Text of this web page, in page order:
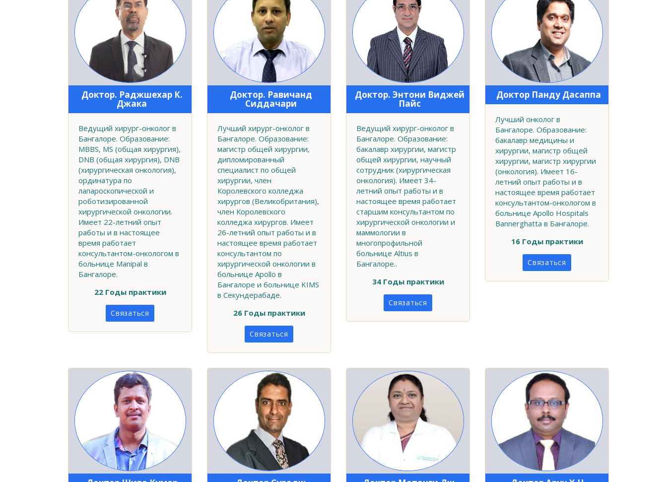
Доктор. Раджшехар К.
Джака
Ведущий хирург-онколог в
Бангалоре. Образование:
MBBS, MS (общая хирургия),
DNB (общая хирургия), DNB
(хирургическая онкология),
ординатура по
лапароскопической и
роботизированной
хирургической онкологии.
Имеет 22-летний опыт
работы и в настоящее
время работает
консультантом-онкологом в
больнице Manipal в
Бангалоре.
22 Годы практики
Связаться
Доктор. Равичанд
Сиддачари
Лучший хирург-онколог в
Бангалоре. Образование:
магистр общей хирургии,
дипломированный
специалист по общей
хирургии, член
Королевского колледжа
хирургов (Великобритания),
член Королевского
колледжа хирургов. Имеет
26-летний опыт работы и в
настоящее время работает
консультантом по
хирургической онкологии в
больнице Apollo в
Бангалоре и больнице KIMS
в Секундерабаде.
26 Годы практики
Связаться
Доктор. Энтони Виджей
Пайс
Ведущий хирург-онколог в
Бангалоре. Образование:
бакалавр хирургии, магистр
общей хирургии, научный
сотрудник (хирургическая
онкология). Имеет 34-
летний опыт работы и в
настоящее время работает
старшим консультантом по
хирургической онкологии и
маммологии в
многопрофильной
больнице Altius в
Бангалоре..
34 Годы практики
Связаться
Доктор Панду Дасаппа
Лучший онколог в
Бангалоре. Образование:
бакалавр медицины и
хирургии, магистр общей
хирургии, магистр хирургии
(онкология). Имеет 16-
летний опыт работы и в
настоящее время работает
консультантом-онкологом в
больнице Apollo Hospitals
Bannerghatta в Бангалоре.
16 Годы практики
Связаться